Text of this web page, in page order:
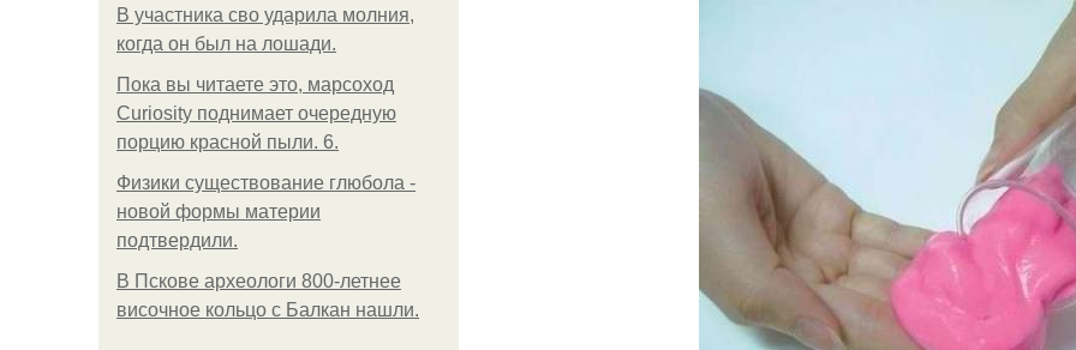
В участника сво ударила молния,
когда он был на лошади.
Пока вы читаете это, марсоход
Curiosity поднимает очередную
порцию красной пыли. 6.
Физики существование глюбола -
новой формы материи
подтвердили.
В Пскове археологи 800-летнее
височное кольцо с Балкан нашли.